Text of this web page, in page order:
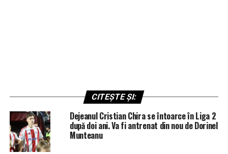
CITEȘTE ȘI:
Dejeanul Cristian Chira se întoarce în Liga 2
după doi ani. Va fi antrenat din nou de Dorinel
Munteanu